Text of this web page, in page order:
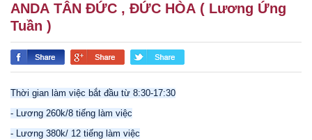
ANDA TÂN ĐỨC , ĐỨC HÒA ( Lương Ứng
Tuần )
Thời gian làm việc bắt đầu từ 8:30-17:30
- Lương 260k/8 tiếng làm việc
- Lương 380k/ 12 tiếng làm việc